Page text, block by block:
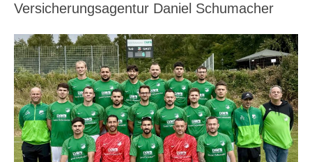
Versicherungsagentur Daniel Schumacher